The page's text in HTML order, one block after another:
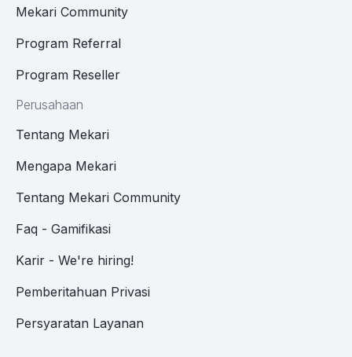
Mekari Community
Program Referral
Program Reseller
Perusahaan
Tentang Mekari
Mengapa Mekari
Tentang Mekari Community
Faq - Gamifikasi
Karir - We're hiring!
Pemberitahuan Privasi
Persyaratan Layanan